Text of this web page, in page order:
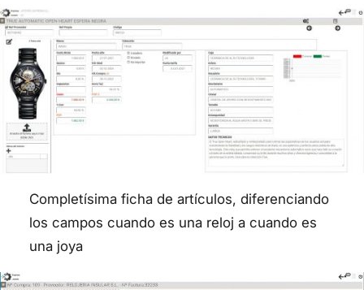
Completísima ficha de artículos, diferenciando
los campos cuando es una reloj a cuando es
una joya